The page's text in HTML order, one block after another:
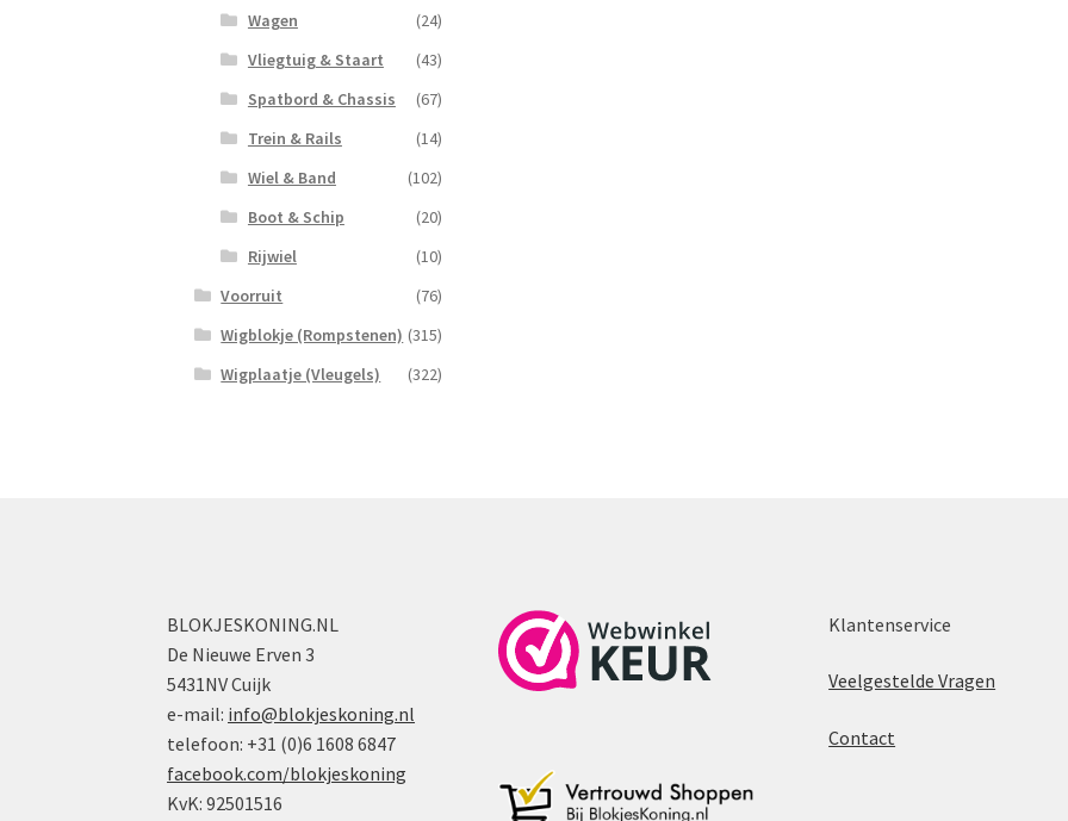
Wagen
(24)
Vliegtuig & Staart
(43)
Spatbord & Chassis
(67)
Trein & Rails
(14)
Wiel & Band
(102)
Boot & Schip
(20)
Rijwiel
(10)
Voorruit
(76)
Wigblokje (Rompstenen) (315)
Wigplaatje (Vleugels)
(322)
BLOKJESKONING.NL
De Nieuwe Erven 3
5431NV Cuijk
e-mail: info@blokjeskoning.nl
telefoon: +31 (0)6 1608 6847
facebook.com/blokjeskoning
KvK: 92501516
Klantenservice
Veelgestelde Vragen
Contact